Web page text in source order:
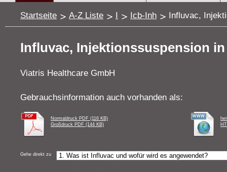
Startseite A-Z Liste I Icb-Inh Influvac,
Influvac, Injektionssuspension
Viatris Healthcare GmbH
Gebrauchsinformation auch vorhanden als:
Normaldruck PDF (116 KB)
Großdruck PDF (144 KB)
Gehe direkt zu